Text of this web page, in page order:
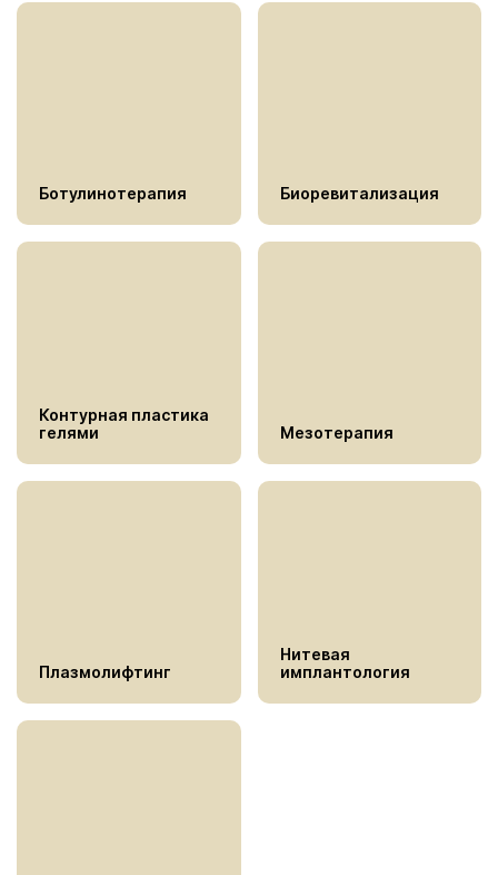
Ботулинотерапия Биоревитализация
Контурная пластика
гелями
Мезотерапия
Плазмолифтинг
Нитевая
имплантология